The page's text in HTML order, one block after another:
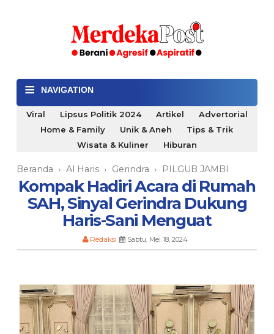
≡ NAVIGATION
Viral Lipsus Politik 2024 Artikel
Advertorial
Home & Family
Unik & Aneh
Tips & Trik
Wisata & Kuliner
Hiburan
Beranda › Al Haris › Gerindra › PILGUB JAMBI
Kompak Hadiri Acara di Rumah
SAH, Sinyal Gerindra Dukung
Haris-Sani Menguat
Redaksi Sabtu, Mei 18, 2024